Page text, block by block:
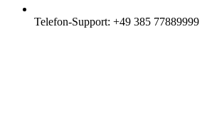
Telefon-Support: +49 385 77889999